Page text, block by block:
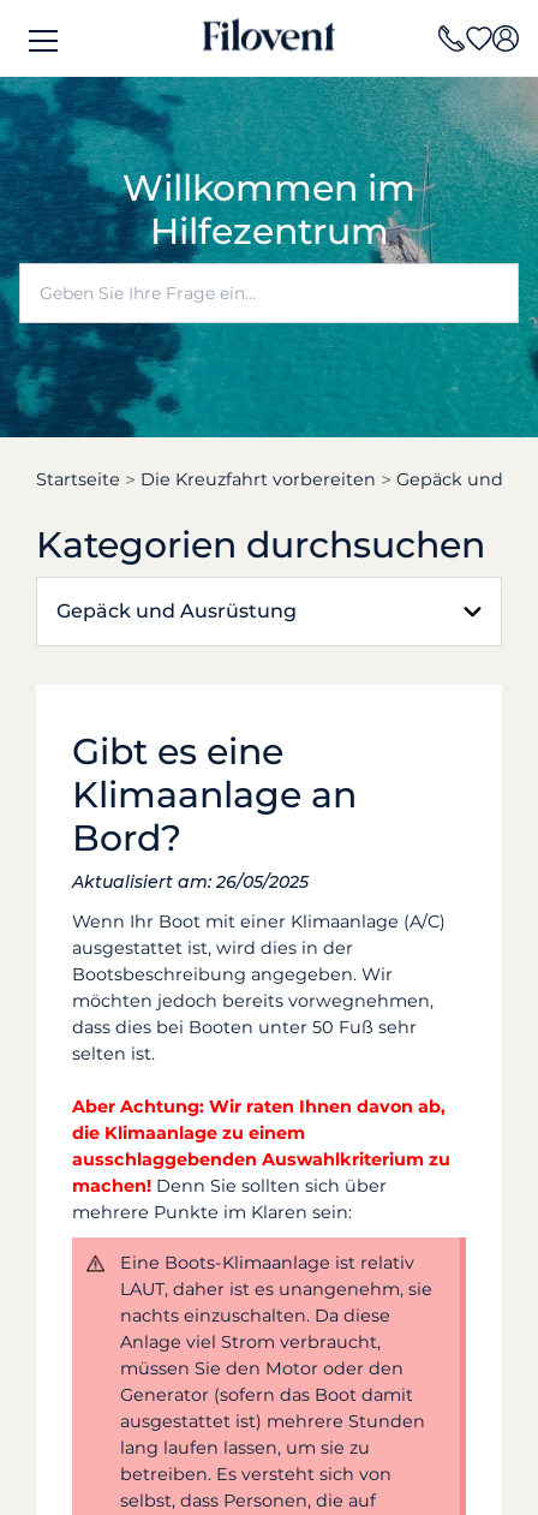
Willkommen im
Hilfezentrum
Startseite Die Kreuzfahrt vorbereiten Gepäck und
Kategorien durchsuchen
Gepäck und Ausrüstung
Gibt es eine
Klimaanlage an
Bord?
Aktualisiert am: 26/05/2025
Wenn Ihr Boot mit einer Klimaanlage (A/C)
ausgestattet ist, wird dies in der
Bootsbeschreibung angegeben. Wir
möchten jedoch bereits vorwegnehmen,
dass dies bei Booten unter 50 Fuß sehr
selten ist.
Aber Achtung: Wir raten Ihnen davon ab,
die Klimaanlage zu einem
ausschlaggebenden Auswahlkriterium zu
machen! Denn Sie sollten sich über
mehrere Punkte im Klaren sein:
Eine Boots-Klimaanlage ist relativ
LAUT, daher ist es unangenehm, sie
nachts einzuschalten. Da diese
Anlage viel Strom verbraucht,
müssen Sie den Motor oder den
Generator (sofern das Boot damit
ausgestattet ist) mehrere Stunden
lang laufen lassen, um sie zu
betreiben. Es versteht sich von
selbst, dass Personen, die auf